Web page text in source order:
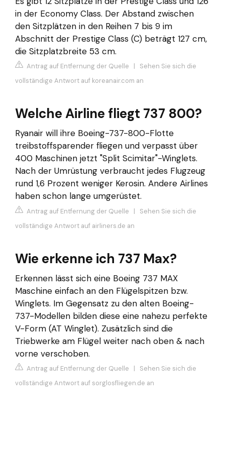
in der Economy Class. Der Abstand zwischen
den Sitzplätzen in den Reihen 7 bis 9 im
Abschnitt der Prestige Class (C) beträgt 127 cm,
die Sitzplatzbreite 53 cm.
Antrag auf Entfernung der Quelle | Sehen Sie sich die
vollständige Antwort auf koreanair.com an
Welche Airline fliegt 737 800?
Ryanair will ihre Boeing-737-800-Flotte
treibstoffsparender fliegen und verpasst über
400 Maschinen jetzt "Split Scimitar"-Winglets.
Nach der Umrüstung verbraucht jedes Flugzeug
rund 1,6 Prozent weniger Kerosin. Andere Airlines
haben schon lange umgerüstet.
Antrag auf Entfernung der Quelle | Sehen Sie sich die
vollständige Antwort auf airliners.de an
Wie erkenne ich 737 Max?
Erkennen lässt sich eine Boeing 737 MAX
Maschine einfach an den Flügelspitzen bzw.
Winglets. Im Gegensatz zu den alten Boeing-
737-Modellen bilden diese eine nahezu perfekte
V-Form (AT Winglet). Zusätzlich sind die
Triebwerke am Flügel weiter nach oben & nach
vorne verschoben.
Antrag auf Entfernung der Quelle | Sehen Sie sich die
vollständige Antwort auf sorglosfliegen.de an